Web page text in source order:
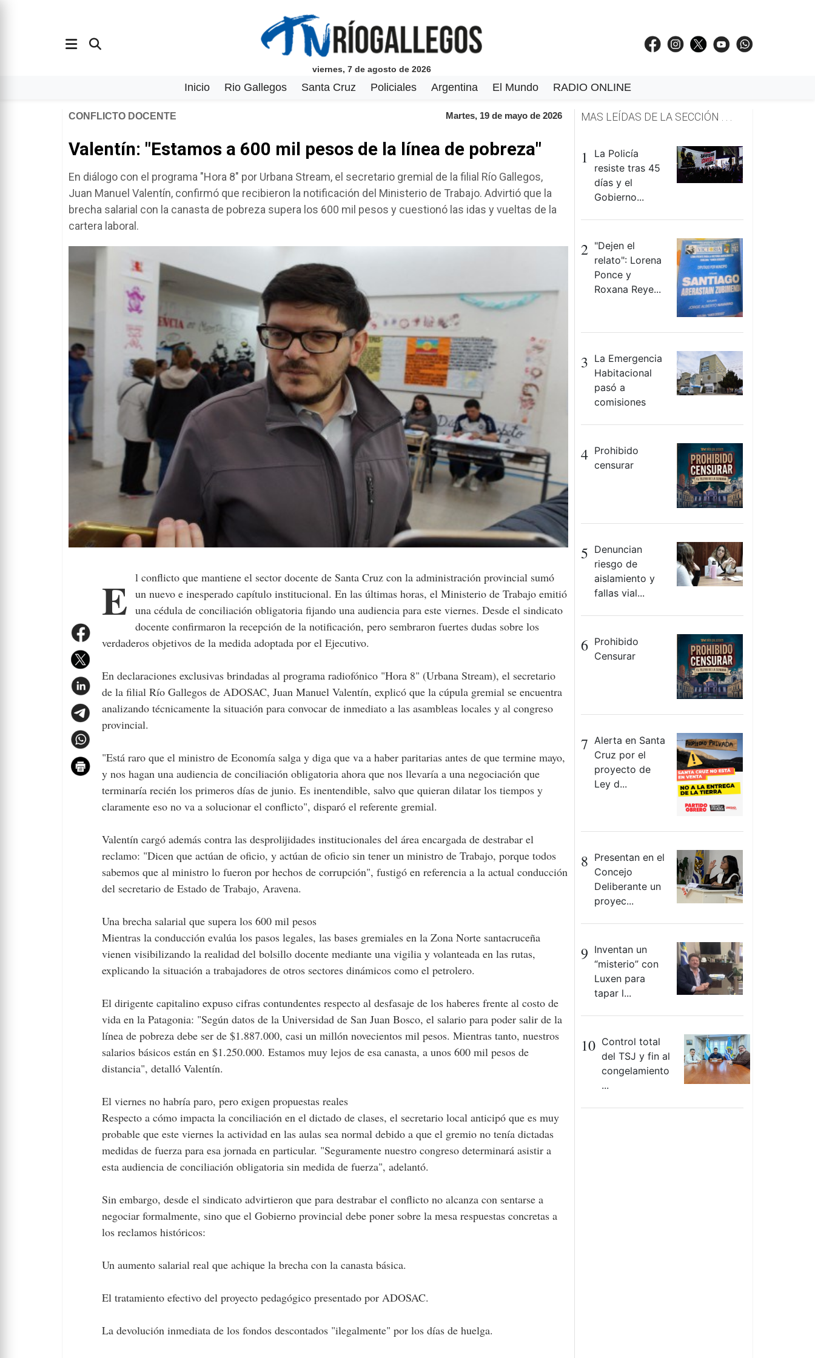
viernes, 7 de agosto de 2026
Inicio Rio Gallegos Santa Cruz Policiales Argentina El Mundo RADIO ONLINE
CONFLICTO DOCENTE Martes, 19 de mayo de 2026
Valentín: "Estamos a 600 mil pesos de la línea de pobreza"
En diálogo con el programa "Hora 8" por Urbana Stream, el secretario gremial de la filial Río Gallegos,
Juan Manuel Valentín, confirmó que recibieron la notificación del Ministerio de Trabajo. Advirtió que la
brecha salarial con la canasta de pobreza supera los 600 mil pesos y cuestionó las idas y vueltas de la
cartera laboral.
El conflicto que mantiene el sector docente de Santa Cruz con la administración provincial sumó un nuevo e inesperado capítulo institucional. En las últimas horas, el Ministerio de Trabajo emitió
una cédula de conciliación obligatoria fijando una audiencia para este viernes. Desde el sindicato
docente confirmaron la recepción de la notificación, pero sembraron fuertes dudas sobre los
verdaderos objetivos de la medida adoptada por el Ejecutivo.
En declaraciones exclusivas brindadas al programa radiofónico "Hora 8" (Urbana Stream), el secretario
de la filial Río Gallegos de ADOSAC, Juan Manuel Valentín, explicó que la cúpula gremial se encuentra
analizando técnicamente la situación para convocar de inmediato a las asambleas locales y al congreso
provincial.
"Está raro que el ministro de Economía salga y diga que va a haber paritarias antes de que termine mayo,
y nos hagan una audiencia de conciliación obligatoria ahora que nos llevaría a una negociación que
terminaría recién los primeros días de junio. Es inentendible, salvo que quieran dilatar los tiempos y
claramente eso no va a solucionar el conflicto", disparó el referente gremial.
Valentín cargó además contra las desprolijidades institucionales del área encargada de destrabar el
reclamo: "Dicen que actúan de oficio, y actúan de oficio sin tener un ministro de Trabajo, porque todos
sabemos que al ministro lo fueron por hechos de corrupción", fustigó en referencia a la actual conducción
del secretario de Estado de Trabajo, Aravena.
Una brecha salarial que supera los 600 mil pesos
Mientras la conducción evalúa los pasos legales, las bases gremiales en la Zona Norte santacruceña
vienen visibilizando la realidad del bolsillo docente mediante una vigilia y volanteada en las rutas,
explicando la situación a trabajadores de otros sectores dinámicos como el petrolero.
El dirigente capitalino expuso cifras contundentes respecto al desfasaje de los haberes frente al costo de
vida en la Patagonia: "Según datos de la Universidad de San Juan Bosco, el salario para poder salir de la
línea de pobreza debe ser de $1.887.000, casi un millón novecientos mil pesos. Mientras tanto, nuestros
salarios básicos están en $1.250.000. Estamos muy lejos de esa canasta, a unos 600 mil pesos de
distancia", detalló Valentín.
El viernes no habría paro, pero exigen propuestas reales
Respecto a cómo impacta la conciliación en el dictado de clases, el secretario local anticipó que es muy
probable que este viernes la actividad en las aulas sea normal debido a que el gremio no tenía dictadas
medidas de fuerza para esa jornada en particular. "Seguramente nuestro congreso determinará asistir a
esta audiencia de conciliación obligatoria sin medida de fuerza", adelantó.
Sin embargo, desde el sindicato advirtieron que para destrabar el conflicto no alcanza con sentarse a
negociar formalmente, sino que el Gobierno provincial debe poner sobre la mesa respuestas concretas a
los reclamos históricos:
Un aumento salarial real que achique la brecha con la canasta básica.
El tratamiento efectivo del proyecto pedagógico presentado por ADOSAC.
La devolución inmediata de los fondos descontados "ilegalmente" por los días de huelga.
MAS LEÍDAS DE LA SECCIÓN . . .
1
La Policía
resiste tras 45
días y el
Gobierno...
2 "Dejen el
relato": Lorena
Ponce y
Roxana Reye...
3 La Emergencia
Habitacional
pasó a
comisiones
4 Prohibido
censurar
5 Denuncian
riesgo de
aislamiento y
fallas vial...
6 Prohibido
Censurar
7 Alerta en Santa
Cruz por el
proyecto de
Ley d...
8 Presentan en el
Concejo
Deliberante un
proyec...
9 Inventan un
“misterio” con
Luxen para
tapar l...
10 Control total
del TSJ y fin al
congelamiento
...